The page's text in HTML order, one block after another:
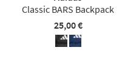
Classic BARS Backpack
25,00 €